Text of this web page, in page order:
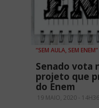
“SEM AULA, SEM ENEM”
Senado vota
projeto que
do Enem
19 MAIO, 2020 - 14H36